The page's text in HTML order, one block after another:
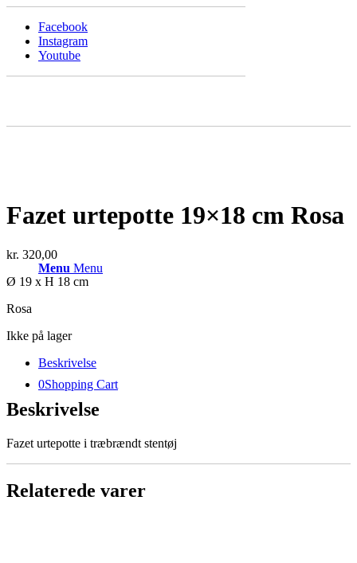
Facebook
Instagram
Youtube
Menu Menu
0Shopping Cart
Fazet urtepotte 19×18 cm Rosa
kr. 320,00
Ø 19 x H 18 cm
Rosa
Ikke på lager
Beskrivelse
Beskrivelse
Fazet urtepotte i træbrændt stentøj
Relaterede varer